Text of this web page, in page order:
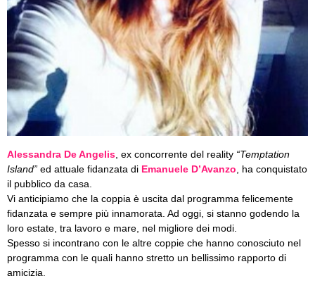
Alessandra De Angelis , ex concorrente del reality “Temptation
Island” ed attuale fidanzata di Emanuele D’Avanzo , ha conquistato
il pubblico da casa.
Vi anticipiamo che la coppia è uscita dal programma felicemente
fidanzata e sempre più innamorata. Ad oggi, si stanno godendo la
loro estate, tra lavoro e mare, nel migliore dei modi.
Spesso si incontrano con le altre coppie che hanno conosciuto nel
programma con le quali hanno stretto un bellissimo rapporto di
amicizia.